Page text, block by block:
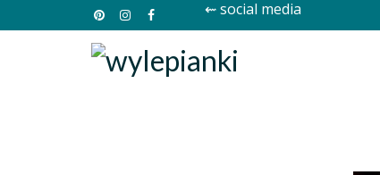
⇜ social media